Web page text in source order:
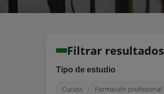
Filtrar resultados
Tipo de estudio
Cursos Formación profesional